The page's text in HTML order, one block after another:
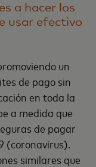
a hacer los
usar efectivo
un
de pago sin
en toda la
a medida que
de pagar
(coronavirus).
similares que